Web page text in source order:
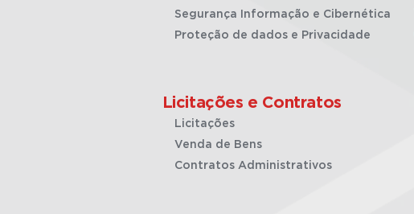
Segurança Informação e Cibernética
Proteção de dados e Privacidade
Licitações e Contratos
Licitações
Venda de Bens
Contratos Administrativos